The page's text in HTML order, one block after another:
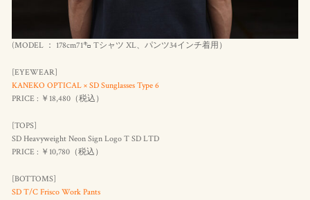
(MODEL ： 178cm71㌔ Tシャツ XL、パンツ34インチ着用）
[EYEWEAR]
KANEKO OPTICAL × SD Sunglasses Type 6
PRICE : ￥18,480（税込 ）
[TOPS]
SD Heavyweight Neon Sign Logo T SD LTD
PRICE : ￥10,780（税込 ）
[BOTTOMS]
SD T/C Frisco Work Pants